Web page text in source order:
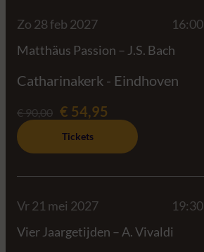
Zo 28 feb 2027
16:00
Matthäus Passion – J.S. Bach
Catharinakerk - Eindhoven
€ 90,00 € 54,95
Tickets
Vr 21 mei 2027
19:30
Vier Jaargetijden – A. Vivaldi